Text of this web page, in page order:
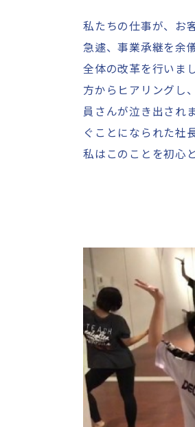
私たちの仕事が、お
急遽、事業承継を余
全体の改革を行いま
方からヒアリングし
員さんが泣き出され
ぐことになられた社
私はこのことを初心